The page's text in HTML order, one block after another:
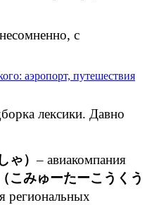
с
лексики. Давно
ゃ）– авиакомпания
みゅーたーこうくう
региональных